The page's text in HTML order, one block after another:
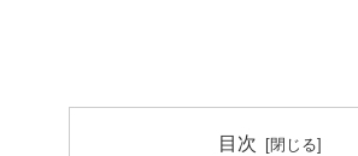
目次